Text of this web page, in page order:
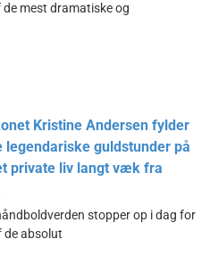
mest dramatiske og
Kristine Andersen fylder
legendariske guldstunder på
private liv langt væk fra
stopper op i dag for
de absolut